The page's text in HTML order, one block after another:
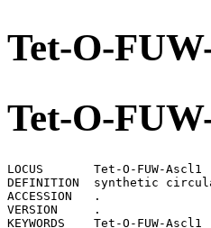
Tet-O-
Tet-O-
LOCUS       Tet-O-FUW-Ascl1                9089 bp ds-DNA     circular SYN 10-JAN-2018
DEFINITION  synthetic circular DNA
ACCESSION   .
VERSION     .
KEYWORDS    Tet-O-FUW-Ascl1
SOURCE      synthetic DNA construct
  ORGANISM  synthetic DNA construct
REFERENCE   1  (bases 1 to 9089)
  AUTHORS   Vierbuchen T, Ostermeier A, Pang ZP, Kokubu Y, Sudhof TC, Wernig M
  TITLE     Direct conversion of fibroblasts to functional neurons by defined 
            factors.
  JOURNAL   Nature. 2010 Feb 25. 463(7284):1035-41.
  PUBMED    20107439
COMMENT     This file is created by Vector NTI
            http://www.biofeng.com/
COMMENT     ORIGDB|GenBank
COMMENT     VNTAUTHORNAME|biofeng.com|
COMMENT     VNTNAME|Tet-O-FUW-Ascl1|
FEATURES             Location/Qualifiers
     source          1..9089
                     /organism="synthetic DNA construct"
                     /mol_type="other DNA"
     regulatory      10..19
                     /regulatory_class="other"
                     /note="vertebrate consensus sequence for strong initiation 
                     of translation (Kozak, 1987)"
     misc_feature    736..1324
                     /label=WPRE
                     /note="woodchuck hepatitis virus posttranscriptional 
                     regulatory element"
     primer_bind     complement(789..809)
                     /label=WPRE-R
                     /note="WPRE, reverse primer"
     CDS             complement(1207..1218)
                     /codon_start=1
                     /product="Factor Xa recognition and cleavage site"
                     /label=Factor Xa site
                     /translation="IEGR"
     primer_bind     complement(1327..1343)
                     /label=KS primer
                     /note="common sequencing primer, one of multiple similar 
                     variants"
     primer_bind     complement(1328..1344)
                     /label=pBluescriptKS
                     /note="For pBluescript vector"
     LTR             1849..2029
                     /label=5' LTR (truncated)
                     /note="truncated 5' long terminal repeat (LTR) from HIV-1"
     primer_bind     complement(2055..2072)
                     /label=BGH-rev
                     /note="Bovine growth hormone terminator, reverse primer. 
                     Also called BGH reverse"
     polyA_signal    2061..2285
                     /label=bGH poly(A) signal
                     /note="bovine growth hormone polyadenylation signal"
     rep_origin      2331..2759
                     /direction=RIGHT
                     /label=f1 ori
                     /note="f1 bacteriophage origin of replication; arrow 
                     indicates direction of (+) strand synthesis"
     primer_bind     complement(2418..2437)
                     /label=F1ori-R
                     /note="F1 origin, reverse primer"
     primer_bind     2628..2649
                     /label=F1ori-F
                     /note="F1 origin, forward primer"
     primer_bind     complement(2768..2788)
                     /label=pBABE 3'
                     /note="SV40 enhancer, reverse primer for pBABE vectors"
     promoter